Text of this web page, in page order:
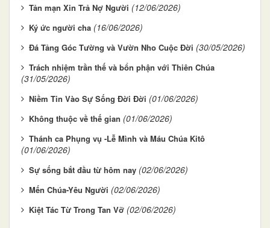
Tản mạn Xin Trả Nợ Người (12/06/2026)
Ký ức người cha (16/06/2026)
Đá Tảng Góc Tường và Vườn Nho Cuộc Đời (30/05/2026)
Trách nhiệm trần thế và bổn phận với Thiên Chúa
(31/05/2026)
Niềm Tin Vào Sự Sống Đời Đời (01/06/2026)
Không thuộc về thế gian (01/06/2026)
Thánh ca Phụng vụ -Lễ Mình và Máu Chúa Kitô
(01/06/2026)
Sự sống bắt đầu từ hôm nay (02/06/2026)
Mến Chúa-Yêu Người (02/06/2026)
Kiệt Tác Từ Trong Tan Vỡ (02/06/2026)